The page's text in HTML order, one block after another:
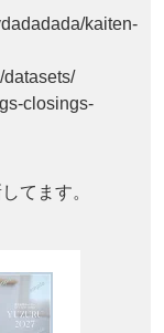
kaiten-
datasets/
closings-
てます。